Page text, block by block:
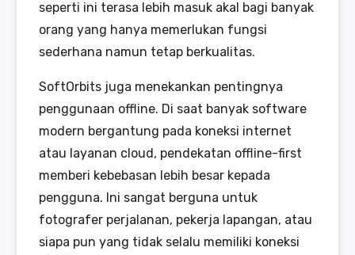
seperti ini terasa lebih masuk akal bagi banyak
orang yang hanya memerlukan fungsi
sederhana namun tetap berkualitas.
SoftOrbits juga menekankan pentingnya
penggunaan offline. Di saat banyak software
modern bergantung pada koneksi internet
atau layanan cloud, pendekatan offline-first
memberi kebebasan lebih besar kepada
pengguna. Ini sangat berguna untuk
fotografer perjalanan, pekerja lapangan, atau
siapa pun yang tidak selalu memiliki koneksi